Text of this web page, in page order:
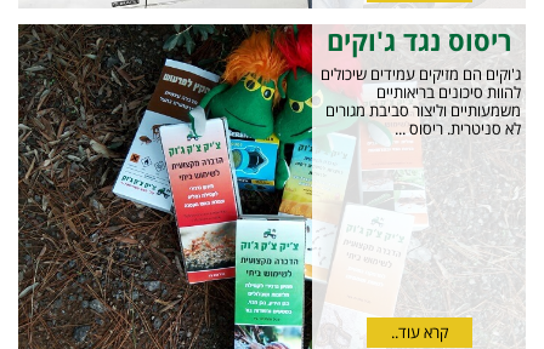
ריסוס נגד ג'וקים
ג'וקים הם מזיקים עמידים שיכולים
להוות סיכונים בריאותיים
משמעותיים וליצור סביבת מגורים
לא סניטרית. ריסוס ...
קרא עוד..